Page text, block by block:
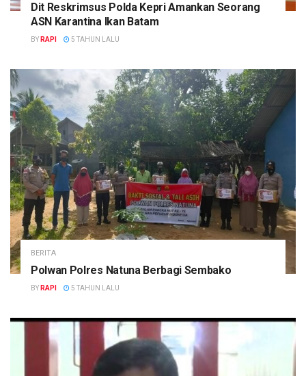
Dit Reskrimsus Polda Kepri Amankan Seorang
ASN Karantina Ikan Batam
BY RAPI 5 TAHUN LALU
BERITA
Polwan Polres Natuna Berbagi Sembako
BY RAPI 5 TAHUN LALU